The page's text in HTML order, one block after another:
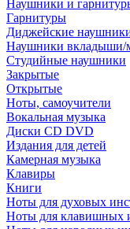
Наушники и
Гарнитуры
Диджейские
Наушники вкладыши/
Студийные наушники
Закрытые
Открытые
Ноты, самоучители
Вокальная музыка
Диски CD DVD
Издания для детей
Камерная музыка
Клавиры
Книги
Ноты для духовых
Ноты для клавишных